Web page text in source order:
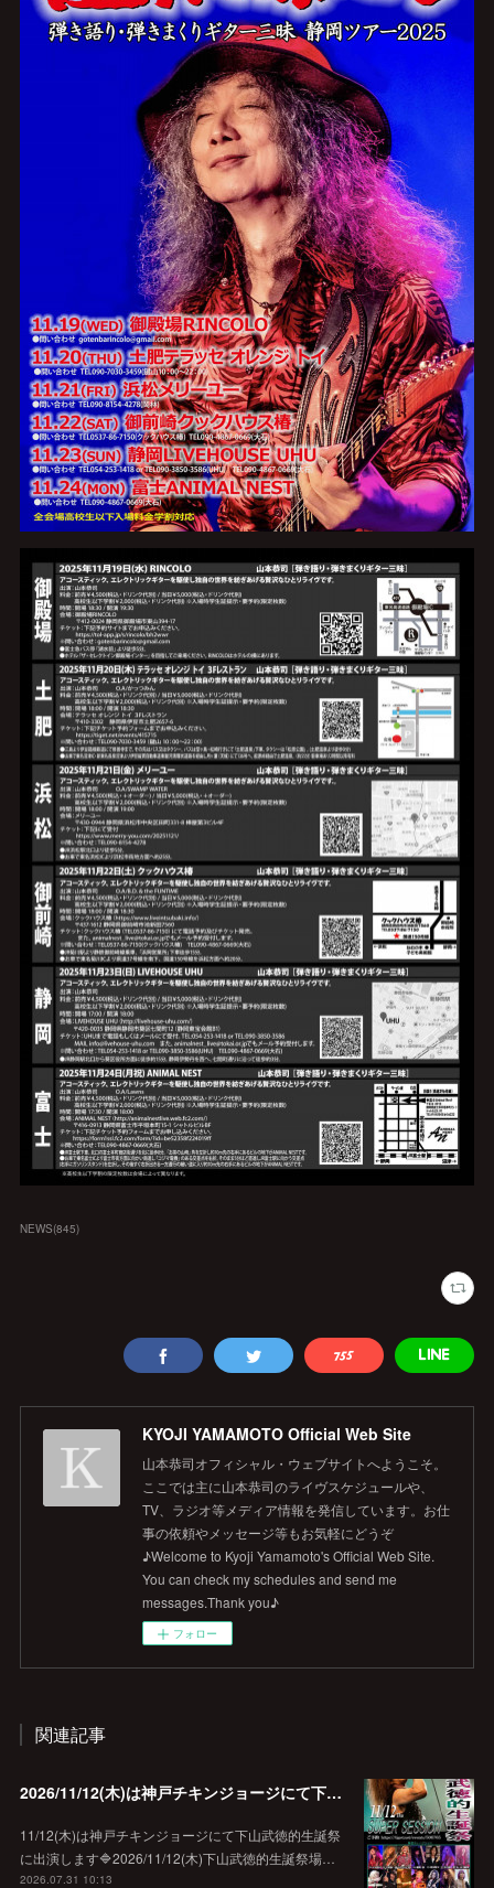
NEWS(845)
KYOJI YAMAMOTO Official Web Site
山本恭司オフィシャル・ウェブサイトへようこそ。
ここでは主に山本恭司のライヴスケジュールや、
TV、ラジオ等メディア情報を発信しています。お仕
事の依頼やメッセージ等もお気軽にどうぞ
♪Welcome to Kyoji Yamamoto's Official Web Site.
You can check my schedules and send me
messages.Thank you♪
フォロー
関連記事
2026/11/12(木)は神戸チキンジョージにて下山武徳的生誕祭に出演します♪
11/12(木)は神戸チキンジョージにて下山武徳的生誕祭
に出演します🔷2026/11/12(木)下山武徳的生誕祭場…
2026.07.31 10:13